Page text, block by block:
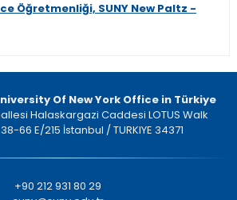
Öğretmenliği, SUNY New Paltz -
Of New York Office in Türkiye
Halaskargazi Caddesi LOTUS Walk
66 E/215 İstanbul / TURKIYE 34371
+90 212 931 80 29